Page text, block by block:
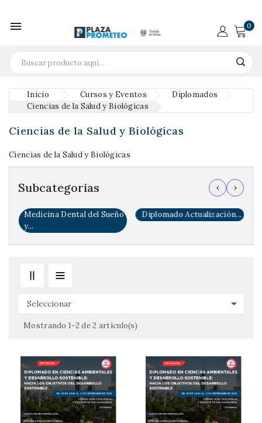
 0
Inicio Cursos y Eventos
Diplomados
Ciencias de la Salud y Biológicas
Ciencias de la Salud y Biológicas
Ciencias de la Salud y Biológicas
Subcategorias ‹ ›
Medicina Dental del Sueño
y...
Diplomado Actualización...
Seleccionar 
Mostrando 1-2 de 2 artículo(s)